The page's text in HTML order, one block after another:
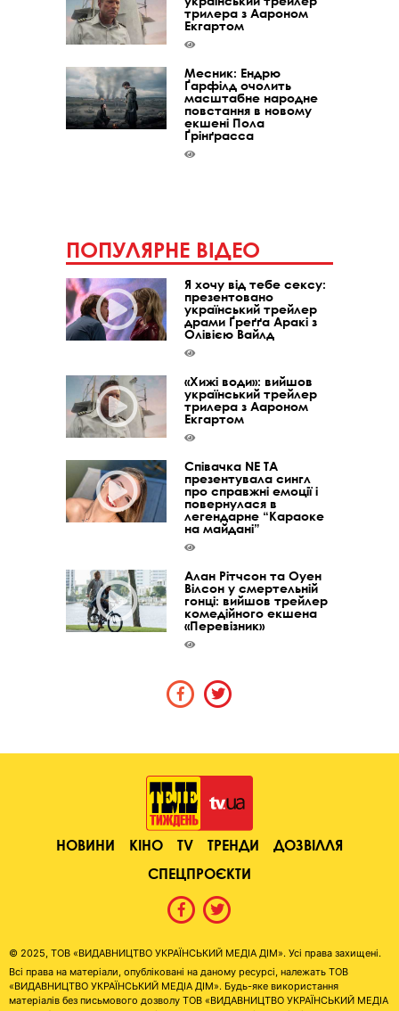
трилера з Аароном
Екгартом
Месник: Ендрю
Ґарфілд очолить
масштабне народне
повстання в новому
екшені Пола
Ґрінґрасса
ПОПУЛЯРНЕ ВІДЕО
Я хочу від тебе сексу:
презентовано
український трейлер
драми Ґреґґа Аракі з
Олівією Вайлд
«Хижі води»: вийшов
український трейлер
трилера з Аароном
Екгартом
Співачка NE TA
презентувала сингл
про справжні емоції і
повернулася в
легендарне “Караоке
на майдані”
Алан Рітчсон та Оуен
Вілсон у смертельній
гонці: вийшов трейлер
комедійного екшена
«Перевізник»
НОВИНИ КІНО TV ТРЕНДИ
ДОЗВІЛЛЯ
СПЕЦПРОЄКТИ
© 2025, ТОВ «ВИДАВНИЦТВО УКРАЇНСЬКИЙ МЕДІА ДІМ». Усі права захищені.
Всі права на матеріали, опубліковані на даному ресурсі, належать ТОВ
«ВИДАВНИЦТВО УКРАЇНСЬКИЙ МЕДІА ДІМ». Будь-яке використання
матеріалів без письмового дозволу ТОВ «ВИДАВНИЦТВО УКРАЇНСЬКИЙ МЕДІА